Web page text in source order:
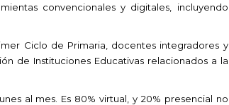
convencionales y digitales, incluyendo
Ciclo de Primaria, docentes integradores y
de Instituciones Educativas relacionados a la
al mes. Es 80% virtual, y 20% presencial no